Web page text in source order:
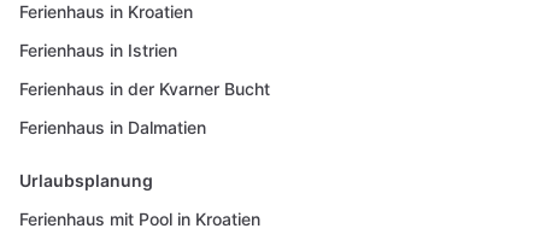
Ferienhaus in Kroatien
Ferienhaus in Istrien
Ferienhaus in der Kvarner Bucht
Ferienhaus in Dalmatien
Urlaubsplanung
Ferienhaus mit Pool in Kroatien